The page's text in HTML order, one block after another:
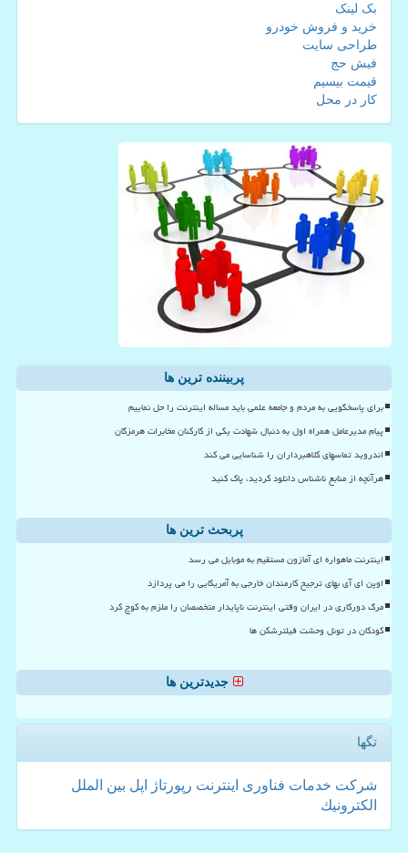
بک لینک
خرید و فروش خودرو
طراحی سایت
فیش حج
قیمت بیسیم
کار در محل
پربیننده ترین ها
برای پاسخگویی به مردم و جامعه علمی باید مساله اینترنت را حل نماییم
پیام مدیرعامل همراه اول به دنبال شهادت یکی از کارکنان مخابرات هرمزگان
اندروید تماسهای کلاهبرداران را شناسایی می کند
هرآنچه از منابع ناشناس دانلود کردید، پاک کنید
پربحث ترین ها
اینترنت ماهواره ای آمازون مستقیم به موبایل می رسد
اوپن ای آی بهای ترجیح کارمندان خارجی به آمریکایی را می پردازد
مرگ دورکاری در ایران وقتی اینترنت ناپایدار متخصصان را ملزم به کوچ کرد
کودکان در تونل وحشت فیلترشکن ها
جدیدترین ها
تگها
شركت خدمات فناوری اینترنت رپورتاژ اپل بین الملل
الكترونیك